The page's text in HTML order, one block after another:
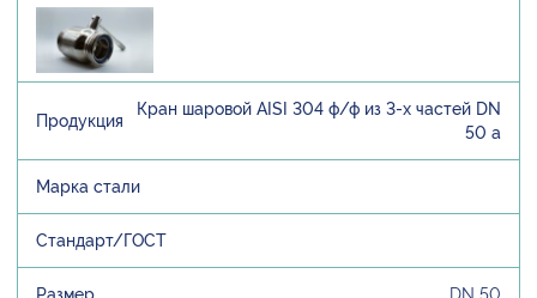
Кран шаровой AISI 304 ф/ф из 3-х частей DN
50 а